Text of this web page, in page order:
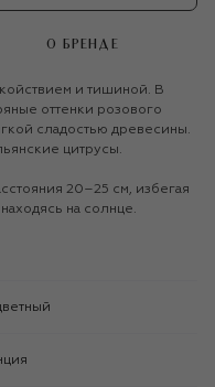
О БРЕНДЕ
и тишиной. В
оттенки розового
сладостью древесины.
цитрусы.
20–25 см, избегая
на солнце.